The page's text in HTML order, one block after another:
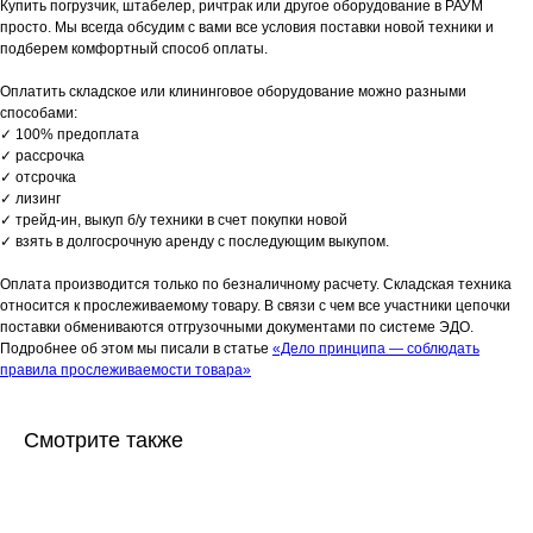
Купить погрузчик, штабелер, ричтрак или другое оборудование в РАУМ
просто. Мы всегда обсудим с вами все условия поставки новой техники и
подберем комфортный способ оплаты.
Оплатить складское или клининговое оборудование можно разными
способами:
✓ 100% предоплата
✓ рассрочка
✓ отсрочка
✓ лизинг
✓ трейд-ин, выкуп б/у техники в счет покупки новой
✓ взять в долгосрочную аренду с последующим выкупом.
Оплата производится только по безналичному расчету. Складская техника
относится к прослеживаемому товару. В связи с чем все участники цепочки
поставки обмениваются отгрузочными документами по системе ЭДО.
Подробнее об этом мы писали в статье «Дело принципа — соблюдать
правила прослеживаемости товара»
Смотрите также